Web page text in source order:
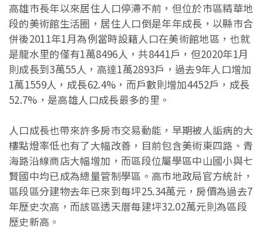
高雄市長年以來居住人口停滯不前，但位於市區精華地
段的美術館生活圈，居住人口倒是年年成長，以縣市合
併後2011年1月為例當時設籍人口在美術館地區，也就
是龍水里的僅有1萬8496人，共8441戶，但2020年1月
則成長到3萬55人，高達1萬2893戶，過去9年人口增加
1萬1559人，成長62.4%，而戶數則增加4452戶，成長
52.7%，是高雄人口成長最多的里。
人口成長也帶來許多房市交易動能，早期被人詬病的大
樓點燈率低也有了大幅改善，目前包含美術東四路、青
海路沿線商店大幅增加，而區段位屬學區中山國小與七
賢國中均已成為總量管制學區。高市地政局官方統計，
區段區分建物去年已來到每坪25.34萬元，房價為過去7
年歷史次高，而該區透天厝每建坪32.02萬元則為區段
歷史新高。